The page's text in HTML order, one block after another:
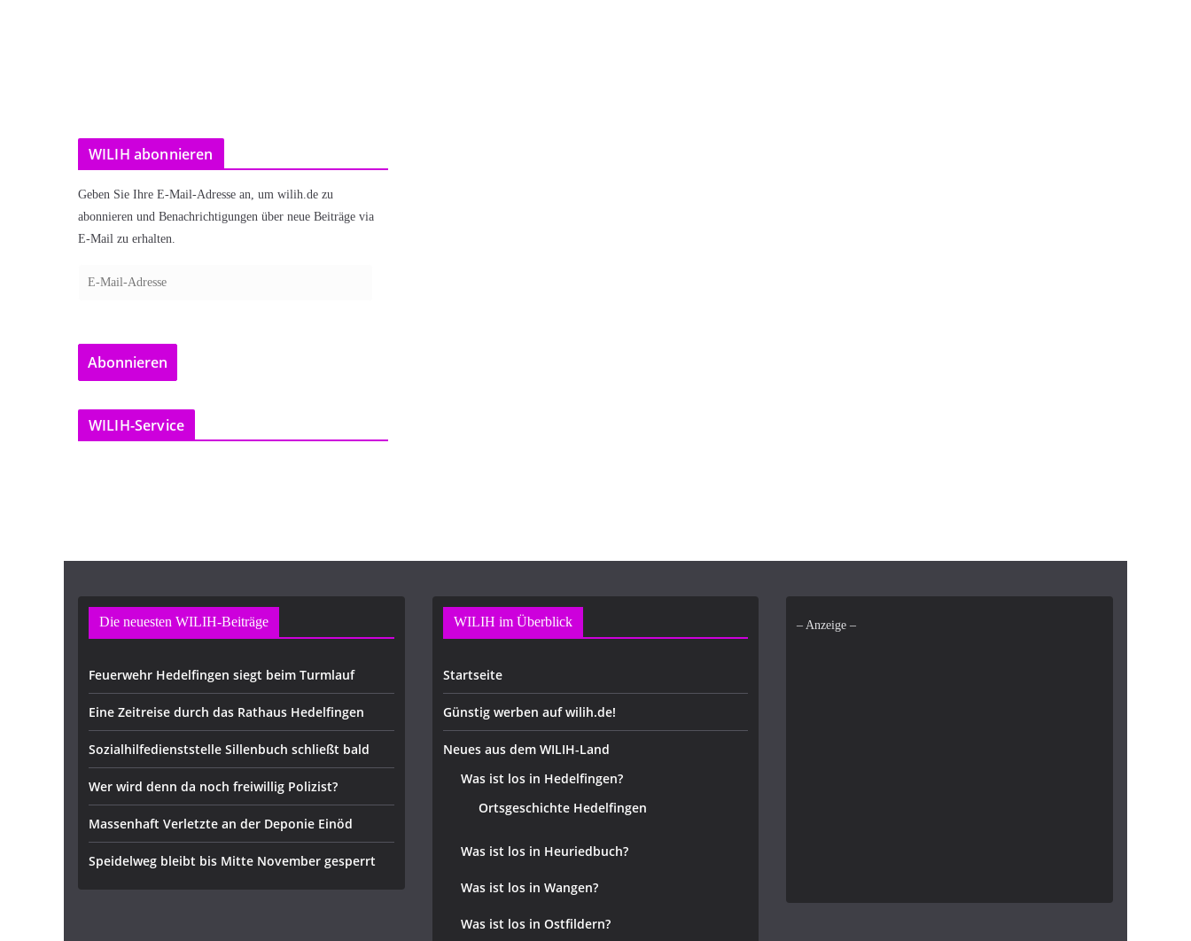
WILIH abonnieren
Geben Sie Ihre E-Mail-Adresse an, um wilih.de zu
abonnieren und Benachrichtigungen über neue Beiträge via
E-Mail zu erhalten.
l
-
e
Abonnieren
WILIH-Service
Die neuesten WILIH-Beiträge
Feuerwehr Hedelfingen siegt beim Turmlauf
Eine Zeitreise durch das Rathaus Hedelfingen
Sozialhilfedienststelle Sillenbuch schließt bald
Wer wird denn da noch freiwillig Polizist?
Massenhaft Verletzte an der Deponie Einöd
Speidelweg bleibt bis Mitte November gesperrt
WILIH im Überblick
Startseite
Günstig werben auf wilih.de!
Neues aus dem WILIH-Land
Was ist los in Hedelfingen?
Ortsgeschichte Hedelfingen
Was ist los in Heuriedbuch?
Was ist los in Wangen?
Was ist los in Ostfildern?
– Anzeige –